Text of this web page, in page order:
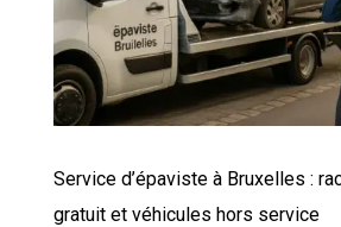
Service d’épaviste à Bruxelles :
gratuit et véhicules hors service